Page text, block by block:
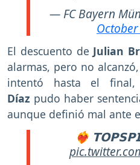
— FC Bayern
El descuento de Julian
alarmas, pero no
intentó hasta el final,
Díaz pudo haber
aunque definió mal ante
❤️‍🔥